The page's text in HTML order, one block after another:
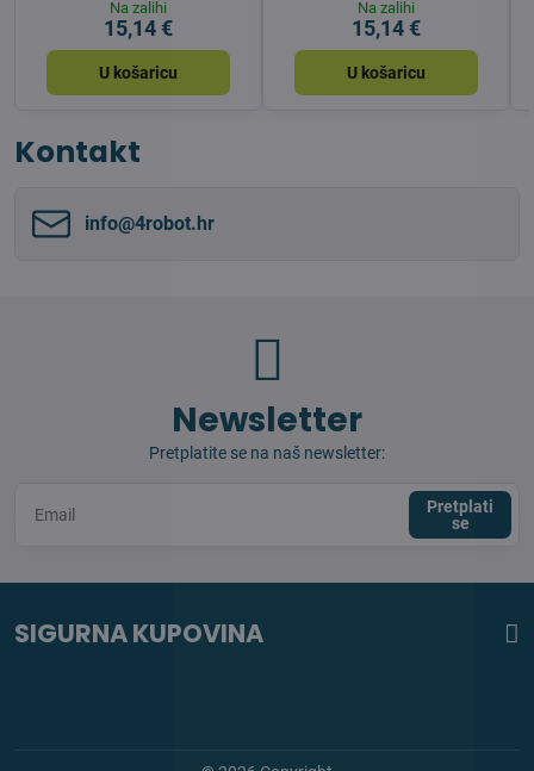
Na zalihi
15,14 €
U košaricu
Na zalihi
15,14 €
U košaricu
Kontakt
info​@4robot​.hr
Newsletter
Pretplatite se na naš newsletter:
Pretplati
se
SIGURNA KUPOVINA